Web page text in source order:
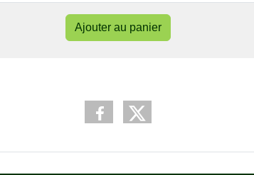
Ajouter au panier